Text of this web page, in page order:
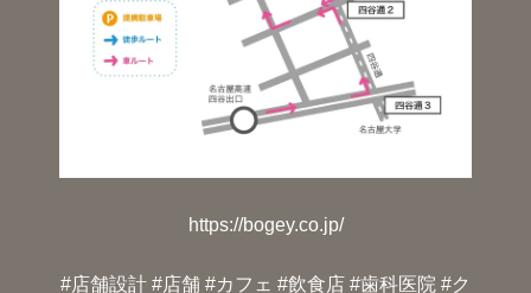
https://bogey.co.jp/
#店舗設計 #店舗 #カフェ #飲食店 #歯科医院 #ク